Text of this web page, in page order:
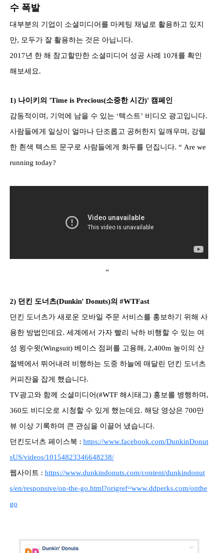
수 폭발
대부분의 기업이 소셜미디어를 마케팅 채널로 활용하고 있지
만, 모두가 잘 활용하는 것은 아닙니다.
2017년 한 해 참고할만한 소셜미디어 성공 사례 10개를 확인
해보세요.
1) 나이키의 'Time is Precious(소중한 시간)' 캠페인
감동적이며, 기억에 남을 수 있는 ‘텍스트’ 비디오 광고입니다.
사람들에게 일상이 얼마나 단조롭고 공허한지 일깨우며, 강렬
한 흰색 텍스트 문구로 사람들에게 화두를 던집니다. “ Are we
running today?
”
2) 던킨 도너츠(Dunkin' Donuts)의 #WTFast
던킨 도너츠가 새로운 모바일 주문 서비스를 홍보하기 위해 사
용한 방법인데요. 세계에서 가자 빨리 낙하 비행할 수 있는 여
성 윙수윗(Wingsuit) 베이스 점퍼를 고용해, 2,400m 높이의 산
절벽에서 뛰어내려 비행하는 도중 하늘에 매달린 던킨 도너츠
커피잔을 잡게 했습니다.
TV광고와 함께 소셜미디어(#WTF 해시태그) 홍보를 병행하며,
360도 비디오로 시청할 수 있게 했는데요. 해당 영상은 700만
뷰 이상 기록하며 큰 관심을 이끌어 냈습니다.
던킨도너츠 페이스북 : https://www.facebook.com/DunkinDonut
sUS/videos/10154823346648238/
웹사이트 : https://www.dunkindonuts.com/content/dunkindonut
s/en/responsive/on-the-go.html?origref=www.ddperks.com/onthe
go